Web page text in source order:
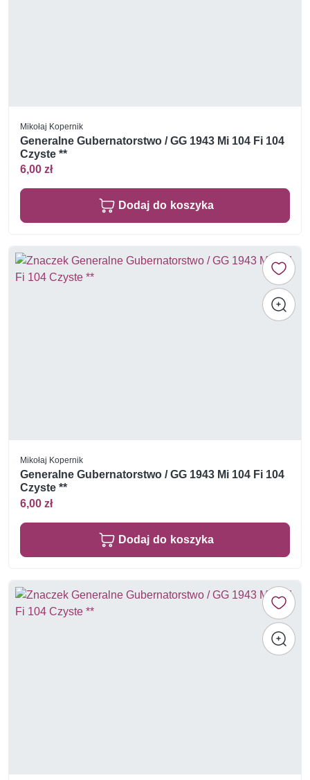
Mikołaj Kopernik
Generalne Gubernatorstwo / GG 1943 Mi 104 Fi 104
Czyste **
6,00 zł
Dodaj do koszyka
Mikołaj Kopernik
Generalne Gubernatorstwo / GG 1943 Mi 104 Fi 104
Czyste **
6,00 zł
Dodaj do koszyka